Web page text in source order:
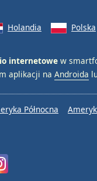
Holandia Polska
internetowe w
aplikacji na Androida
Północna